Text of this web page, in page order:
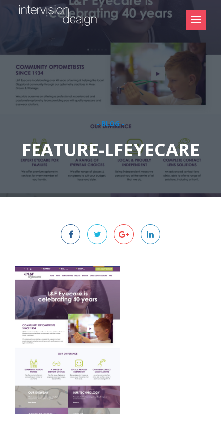
- BLOG -
FEATURE-LFEYECARE